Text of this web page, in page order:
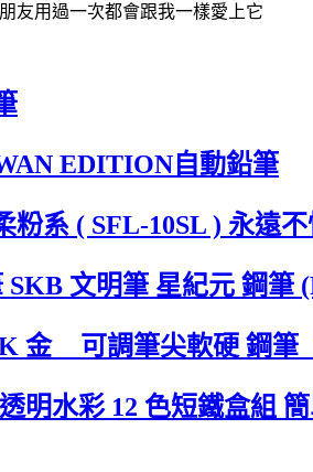
友用過一次都會跟我一樣愛上它
EDITION自動鉛筆
系 ( SFL-10SL ) 永遠
文明筆 星紀元 鋼筆
金 可調筆尖軟硬 鋼筆
明水彩 12 色短鐵盒組